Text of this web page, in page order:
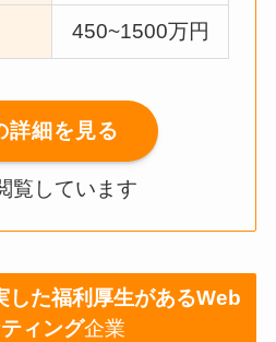
450~1500万円
詳細を見る
覧しています
した福利厚生があるWeb
ィング企業